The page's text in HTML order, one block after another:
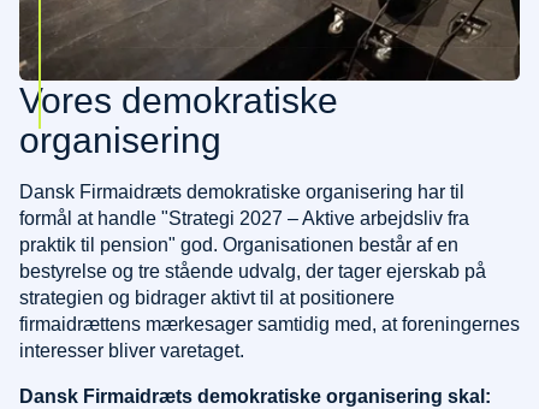
Vores demokratiske
organisering
Dansk Firmaidræts demokratiske organisering har til
formål at handle "Strategi 2027 – Aktive arbejdsliv fra
praktik til pension" god. Organisationen består af en
bestyrelse og tre stående udvalg, der tager ejerskab på
strategien og bidrager aktivt til at positionere
firmaidrættens mærkesager samtidig med, at foreningernes
interesser bliver varetaget.
Dansk Firmaidræts demokratiske organisering skal: